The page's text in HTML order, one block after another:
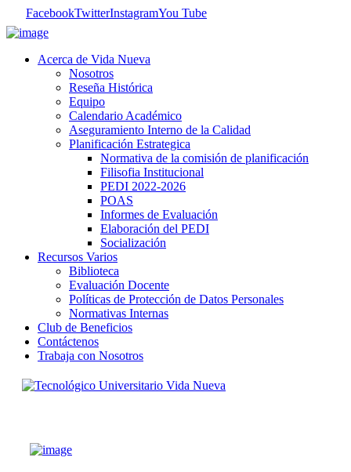
FacebookTwitterInstagramYou Tube
Acerca de Vida Nueva
Nosotros
Reseña Histórica
Equipo
Calendario Académico
Aseguramiento Interno de la Calidad
Planificación Estrategica
Normativa de la comisión de planificación
Filisofia Institucional
PEDI 2022-2026
POAS
Informes de Evaluación
Elaboración del PEDI
Socialización
Recursos Varios
Biblioteca
Evaluación Docente
Políticas de Protección de Datos Personales
Normativas Internas
Club de Beneficios
Contáctenos
Trabaja con Nosotros